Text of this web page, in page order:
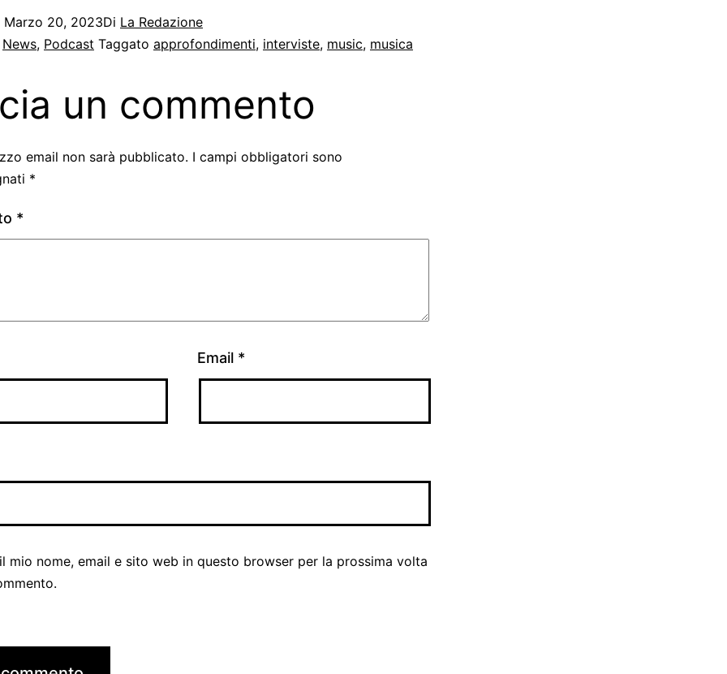
Marzo 20, 2023Di La Redazione
News, Podcast Taggato approfondimenti, interviste, music, musica
un commento
email non sarà pubblicato. I campi obbligatori sono
*
*
Email *
mio nome, email e sito web in questo browser per la prossima volta